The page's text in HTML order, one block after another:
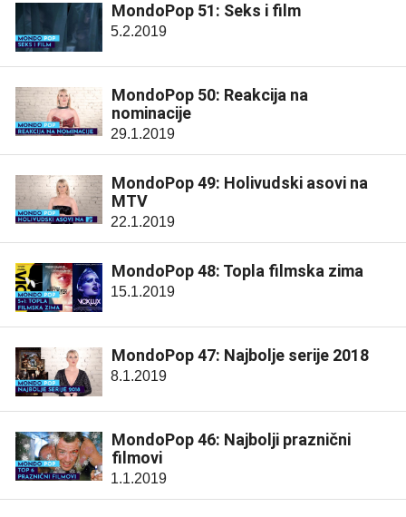
MondoPop 51: Seks i film
5.2.2019
MondoPop 50: Reakcija na
nominacije
29.1.2019
MondoPop 49: Holivudski asovi na
MTV
22.1.2019
MondoPop 48: Topla filmska zima
15.1.2019
MondoPop 47: Najbolje serije 2018
8.1.2019
MondoPop 46: Najbolji praznični
filmovi
1.1.2019